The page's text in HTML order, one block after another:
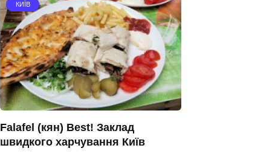
КИЇВ
Falafel (кян) Best! Заклад
швидкого харчування Київ